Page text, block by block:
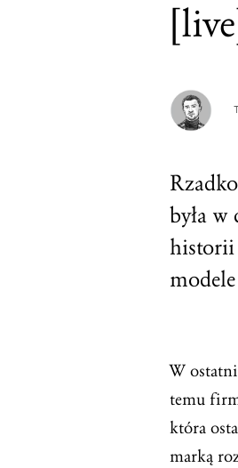
była w
historii
W
temu
która
marką